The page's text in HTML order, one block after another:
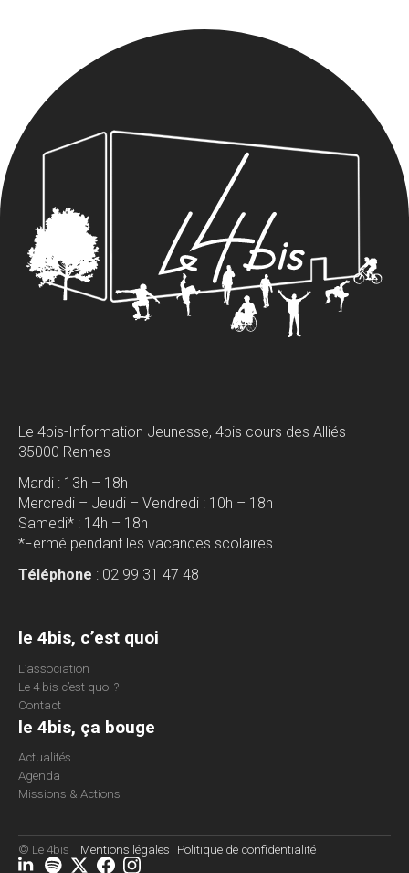
Le 4bis-Information Jeunesse, 4bis cours des Alliés
35000 Rennes
Mardi : 13h – 18h
Mercredi – Jeudi – Vendredi : 10h – 18h
Samedi* : 14h – 18h
*Fermé pendant les vacances scolaires
Téléphone : 02 99 31 47 48
le 4bis, c’est quoi
L’association
Le 4 bis c’est quoi ?
Contact
le 4bis, ça bouge
Actualités
Agenda
Missions & Actions
© Le 4bis Mentions légales Politique de confidentialité